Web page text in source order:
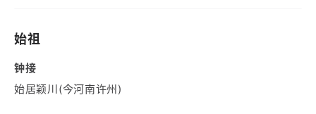
始祖
钟接
始居颖川(今河南许州)